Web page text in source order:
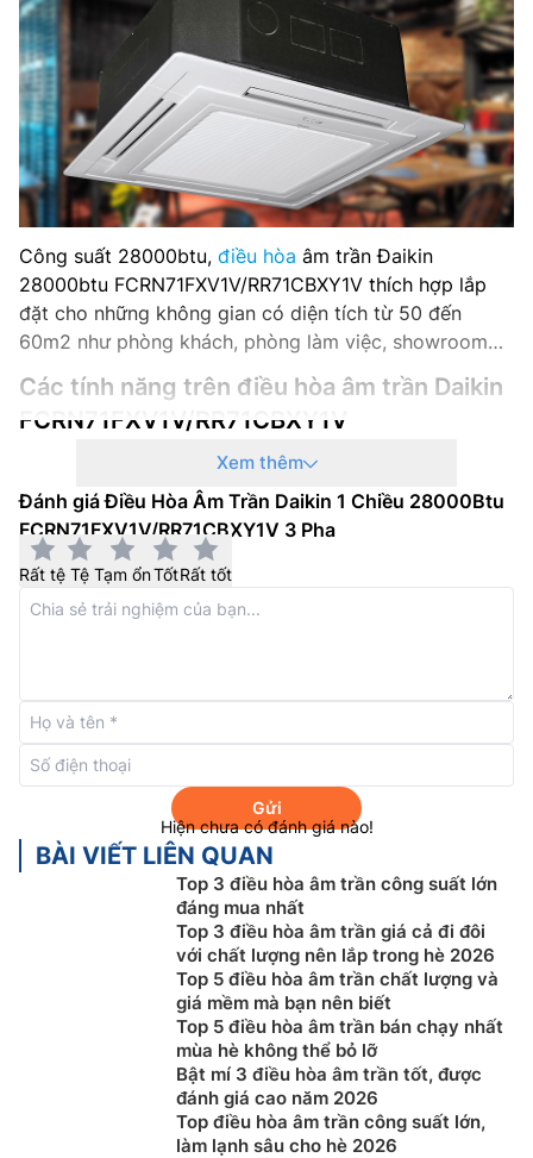
DÀN NÓNG:
Model dàn nóng: RR71CBXV1V
Kích thước dàn nóng (mm): 753 x 855 x 328 mm
Trọng lượng dàn nóng (Kg): 56 kg
Công suất 28000btu, điều hòa âm trần Đaikin
28000btu FCRN71FXV1V/RR71CBXY1V thích hợp lắp
đặt cho những không gian có diện tích từ 50 đến
60m2 như phòng khách, phòng làm việc, showroom…
Các tính năng trên điều hòa âm trần Daikin
FCRN71FXV1V/RR71CBXY1V
Công nghệ thổi gió 360 độ
Điều hòa Đaikin 1 chiều 28000btu âm trần
FCRN71FXV1V/RR71CBXY1V với thiết kế dàn lạnh thổi
gió đồng nhất 360 độ mang lại cảm giác thoải mái
được tăng cường nhờ luồng gió thổi tròn.
Máng nước xả ion bạc kháng khuẩn
Máng nước xả chống nhấm mốc chứa các ion bạc
ngăn ngừa sự phát triển của nấm mốc, vi khuẩn gây
mùi hôi và làm tắc ống nước xả. Người dùng có thể
kiểm tra tình trạng của máng nước xả và nước xả
bằng cách mở nút nước xả và lưới hút gió.
Xem thêm
Đánh giá Điều Hòa Âm Trần Daikin 1 Chiều 28000Btu
FCRN71FXV1V/RR71CBXY1V 3 Pha
Rất tệ Tệ Tạm ổnTốtRất tốt
Gửi
Hiện chưa có đánh giá nào!
BÀI VIẾT LIÊN QUAN
Top 3 điều hòa âm trần công suất lớn
đáng mua nhất
Top 3 điều hòa âm trần giá cả đi đôi
với chất lượng nên lắp trong hè 2026
Top 5 điều hòa âm trần chất lượng và
giá mềm mà bạn nên biết
Top 5 điều hòa âm trần bán chạy nhất
mùa hè không thể bỏ lỡ
Bật mí 3 điều hòa âm trần tốt, được
đánh giá cao năm 2026
Top điều hòa âm trần công suất lớn,
làm lạnh sâu cho hè 2026